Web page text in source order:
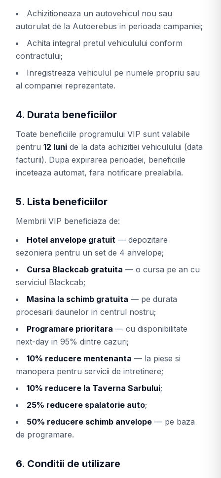
Achizitioneaza un autovehicul nou sau
autorulat de la Autoerebus in perioada campaniei;
Achita integral pretul vehiculului conform
contractului;
Inregistreaza vehiculul pe numele propriu sau
al companiei reprezentate.
4. Durata beneficiilor
Toate beneficiile programului VIP sunt valabile
pentru 12 luni de la data achizitiei vehiculului (data
facturii). Dupa expirarea perioadei, beneficiile
inceteaza automat, fara notificare prealabila.
5. Lista beneficiilor
Membrii VIP beneficiaza de:
Hotel anvelope gratuit — depozitare
sezoniera pentru un set de 4 anvelope;
Cursa Blackcab gratuita — o cursa pe an cu
serviciul Blackcab;
Masina la schimb gratuita — pe durata
procesarii daunelor in centrul nostru;
Programare prioritara — cu disponibilitate
next-day in 95% dintre cazuri;
10% reducere mentenanta — la piese si
manopera pentru servicii de intretinere;
10% reducere la Taverna Sarbului;
25% reducere spalatorie auto;
50% reducere schimb anvelope — pe baza
de programare.
6. Conditii de utilizare